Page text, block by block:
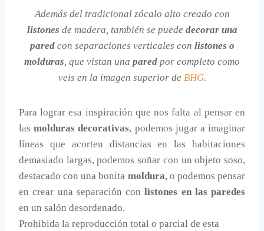
Además del tradicional zócalo alto creado con
listones de madera, también se puede decorar una
paredcon separaciones verticales con listones o
molduras, que vistan una pared por completo como
veis en la imagen superior de BHG.
Para lograr esa inspiración que nos falta al pensar en
lasmolduras decorativas, podemos jugar a imaginar
líneas que acorten distancias en las habitaciones
demasiado largas, podemos soñar con un objeto soso,
destacado con una bonita moldura, o podemos pensar
en crear una separación conlistones en las paredes
en un salón desordenado.
Prohibida la reproducción total o parcial de esta